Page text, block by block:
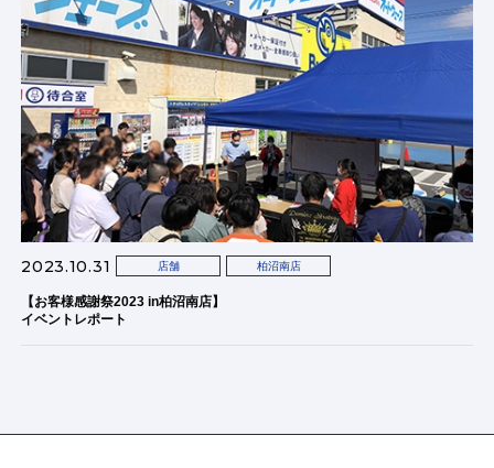
2023.10.31 店舗 柏沼南店
【お客様感謝祭2023 in柏沼南店】
イベントレポート